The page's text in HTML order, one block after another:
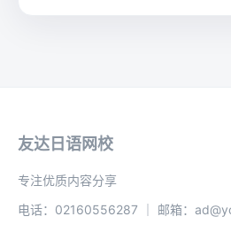
友达日语网校
专注优质内容分享
电话：02160556287 ｜ 邮箱：